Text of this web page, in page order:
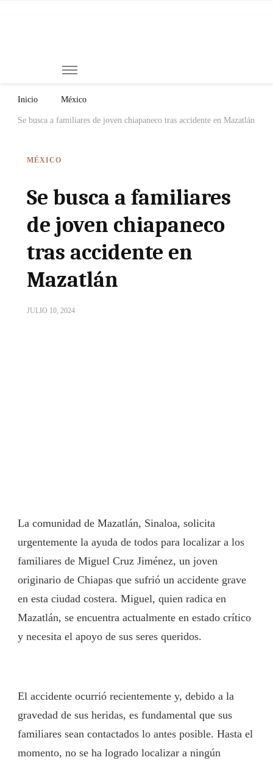
Inicio México
Se busca a familiares de joven chiapaneco tras accidente en Mazatlán
MÉXICO
Se busca a familiares
de joven chiapaneco
tras accidente en
Mazatlán
JULIO 10, 2024
La comunidad de Mazatlán, Sinaloa, solicita
urgentemente la ayuda de todos para localizar a los
familiares de Miguel Cruz Jiménez, un joven
originario de Chiapas que sufrió un accidente grave
en esta ciudad costera. Miguel, quien radica en
Mazatlán, se encuentra actualmente en estado crítico
y necesita el apoyo de sus seres queridos.
El accidente ocurrió recientemente y, debido a la
gravedad de sus heridas, es fundamental que sus
familiares sean contactados lo antes posible. Hasta el
momento, no se ha logrado localizar a ningún